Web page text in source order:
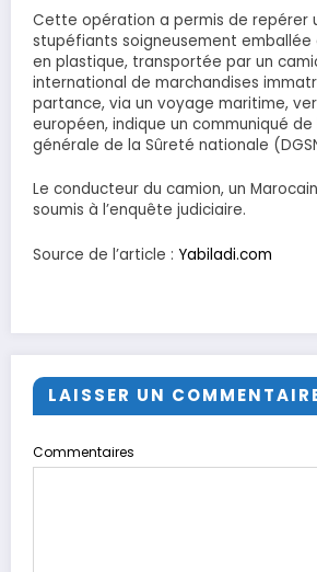
Cette opération a permis de repérer
stupéfiants soigneusement emballée
en plastique, transportée par un
international de marchandises
partance, via un voyage maritime,
européen, indique un communiqué
générale de la Sûreté nationale
Le conducteur du camion, un
soumis à l’enquête judiciaire.
Source de l’article : Yabiladi.com
LAISSER UN
Commentaires